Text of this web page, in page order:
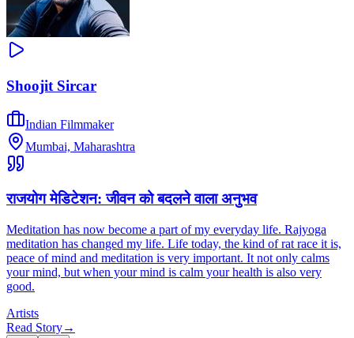
Shoojit Sircar
Indian Filmmaker
Mumbai, Maharashtra
राजयोग मेडिटेशन: जीवन को बदलने वाला अनुभव
Meditation has now become a part of my everyday life. Rajyoga
meditation has changed my life. Life today, the kind of rat race it is,
peace of mind and meditation is very important. It not only calms
your mind, but when your mind is calm your health is also very
good.
Artists
Read Story→